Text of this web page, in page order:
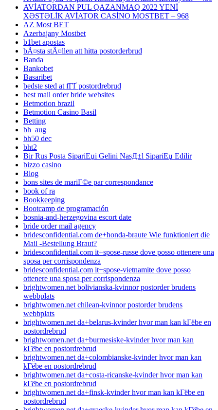
AVİATORDAN PUL QAZANMAQ 2022 YENİ
XƏSTƏLİK AVİATOR CASİNO MOSTBET – 968
AZ Most BET
Azerbajany Mostbet
b1bet apostas
bÃ¤sta stÃ¤llen att hitta postorderbrud
Banda
Bankobet
Basaribet
bedste sted at fГҐ postordrebrud
best mail order bride websites
Betmotion brazil
Betmotion Casino Basil
Betting
bh_aug
bh50 dec
bht2
Bir Rus Posta SipariЕџi Gelini NasД±l SipariЕџ Edilir
bizzo casino
Blog
bons sites de mariГ©e par correspondance
book of ra
Bookkeeping
Bootcamp de programación
bosnia-and-herzegovina escort date
bride order mail agency
bridesconfidential.com de+honda-braute Wie funktioniert die
Mail -Bestellung Braut?
bridesconfidential.com it+spose-russe dove posso ottenere una
sposa per corrispondenza
bridesconfidential.com it+spose-vietnamite dove posso
ottenere una sposa per corrispondenza
brightwomen.net bolivianska-kvinnor postorder brudens
webbplats
brightwomen.net chilean-kvinnor postorder brudens
webbplats
brightwomen.net da+belarus-kvinder hvor man kan kГёbe en
postordrebrud
brightwomen.net da+burmesiske-kvinder hvor man kan
kГёbe en postordrebrud
brightwomen.net da+colombianske-kvinder hvor man kan
kГёbe en postordrebrud
brightwomen.net da+costa-ricanske-kvinder hvor man kan
kГёbe en postordrebrud
brightwomen.net da+finsk-kvinder hvor man kan kГёbe en
postordrebrud